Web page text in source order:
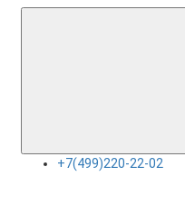
+7(499)220-22-02